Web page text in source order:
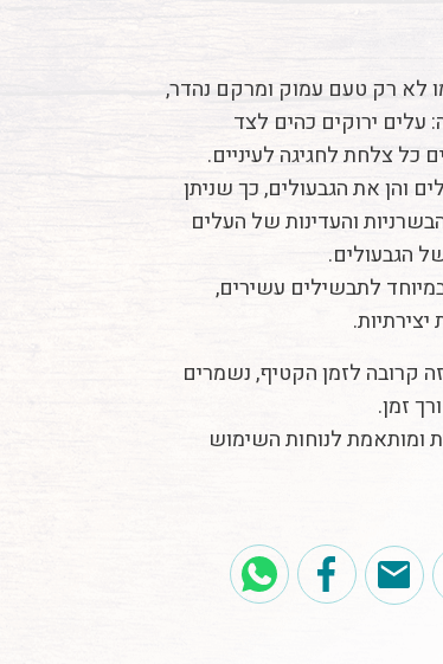
לא רק טעם עמוק ומרקם נהדר,
עלים ירוקים כהים לצד
כל צלחת לחגיגה לעיניים.
והן את הגבעולים, כך שניתן
והעדינות של העלים
הגבעולים.
לתבשילים עשירים,
קרובה לזמן הקטיף, נשמרים
זמן.
ומותאמת לנוחות השימוש